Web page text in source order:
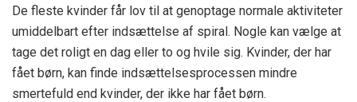
De fleste kvinder får lov til at genoptage normale aktiviteter
umiddelbart efter indsættelse af spiral. Nogle kan vælge at
tage det roligt en dag eller to og hvile sig. Kvinder, der har
fået børn, kan finde indsættelsesprocessen mindre
smertefuld end kvinder, der ikke har fået børn.